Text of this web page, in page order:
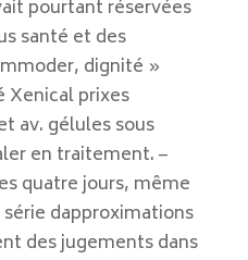
pourtant réservées
santé et des
dignité »
Xenical prixes
av. gélules sous
en traitement. –
quatre jours, même
dapproximations
des jugements dans